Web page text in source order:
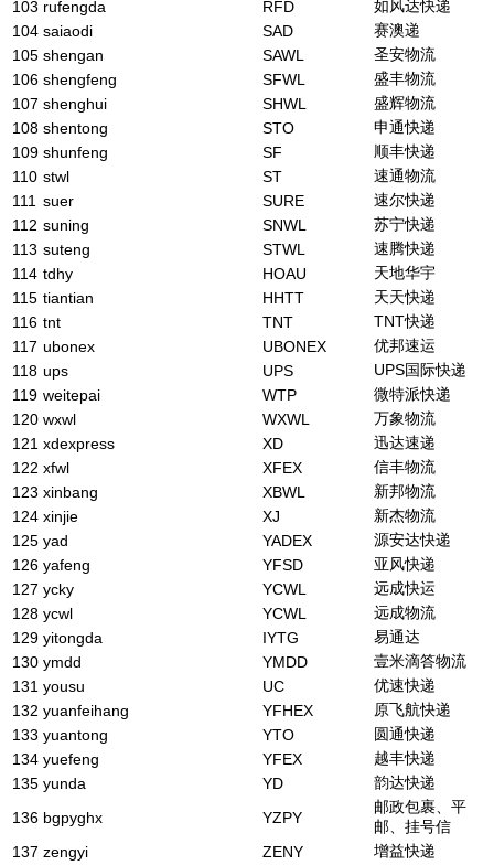
103 rufengda RFD
如风达快递
104 saiaodi SAD
赛澳递
105 shengan SAWL
圣安物流
106 shengfeng SFWL
盛丰物流
107 shenghui SHWL
盛辉物流
108 shentong STO
申通快递
109 shunfeng SF
顺丰快递
110 stwl ST
速通物流
111 suer SURE
速尔快递
112 suning SNWL
苏宁快递
113 suteng STWL
速腾快递
114 tdhy HOAU
天地华宇
115 tiantian HHTT
天天快递
116 tnt TNT
TNT快递
117 ubonex UBONEX
优邦速运
118 ups UPS
UPS国际快递
119 weitepai WTP
微特派快递
120 wxwl WXWL
万象物流
121 xdexpress XD
迅达速递
122 xfwl XFEX
信丰物流
123 xinbang XBWL
新邦物流
124 xinjie XJ
新杰物流
125 yad YADEX
源安达快递
126 yafeng YFSD
亚风快递
127 ycky YCWL
远成快运
128 ycwl YCWL
远成物流
129 yitongda IYTG
易通达
130 ymdd YMDD
壹米滴答物流
131 yousu UC
优速快递
132 yuanfeihang YFHEX
原飞航快递
133 yuantong YTO
圆通快递
134 yuefeng YFEX
越丰快递
135 yunda YD
韵达快递
136 bgpyghx YZPY
邮政包裹、平
邮、挂号信
137 zengyi ZENY
增益快递